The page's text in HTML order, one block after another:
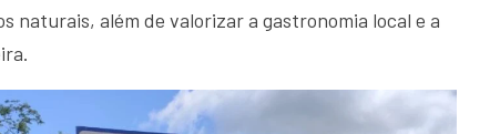
naturais, além de valorizar a gastronomia local e a